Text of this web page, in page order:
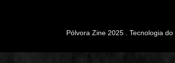
Pólvora Zine 2025 . Tecnologia do